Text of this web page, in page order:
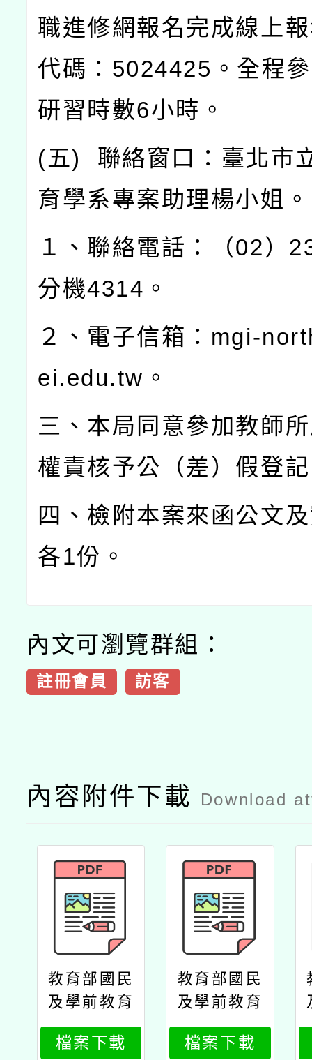
職進修網報名完成線上
代碼： 5024425 。全程
研習時數6小時。
(五) 聯絡窗口：臺北市
育學系專案助理楊小姐。
１、聯絡電話：（02）
分機4314 。
２、電子信箱： mgi-
ei.edu.tw 。
三、本局同意參加教師
權責核予公（差）假登
四、檢附本案來函公文
各1份。
內文可瀏覽群組：
註冊會員 訪客
內容附件下載 Download
教育部國民
及學前教育
署委託臺北
市立大學辦
檔案下載
教育部國民
及學前教育
署委託臺北
市立大學辦
檔案下載